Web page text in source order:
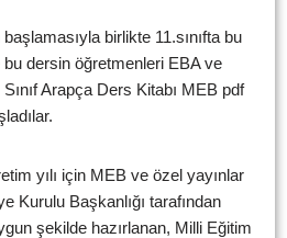
birlikte 11.sınıfta bu
dersin öğretmenleri EBA ve
Arapça Ders Kitabı MEB pdf
yılı için MEB ve özel yayınlar
Kurulu Başkanlığı tarafından
şekilde hazırlanan, Milli Eğitim